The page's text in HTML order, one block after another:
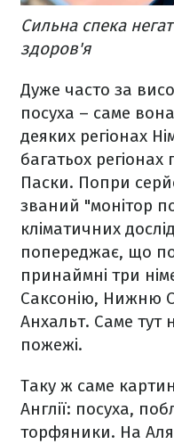
Сильна спека
здоров'я
Дуже часто за
посуха – саме
деяких регіонах
багатьох
Паски. Попри
званий "монітор
кліматичних
попереджає, що
принаймні три
Саксонію, Нижню
Анхальт. Саме тут
пожежі.
Таку ж саме
Англії: посуха,
торфяники. На